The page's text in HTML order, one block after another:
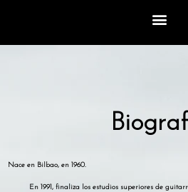
Nace en Bilbao, en 1960.
En 1991, finaliza los estudios superiores de guitarra